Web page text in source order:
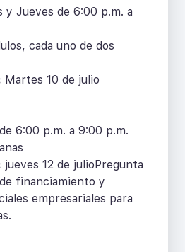
y Jueves de 6:00 p.m. a
cada uno de dos
Martes 10 de julio
6:00 p.m. a 9:00 p.m.
jueves 12 de julioPregunta
financiamiento y
empresariales para